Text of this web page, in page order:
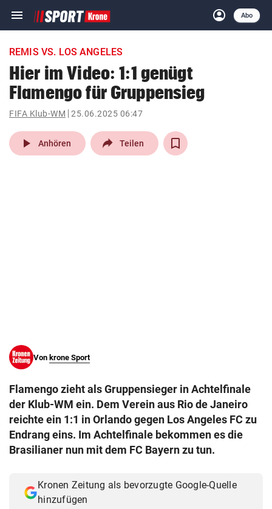
menu Navigation
ein-/ausklappen
account_circle
Anmelden
Abo
close Schließen
account_circle Anmelden
arrow_right
pin_drop
Wien arrow_right
REMIS VS. LOS ANGELES
Hier im Video: 1:1 genügt
Flamengo für Gruppensieg
FIFA Klub-WM 25.06.2025 06:47
play_arrow Anhören Teilen
Von krone Sport
Flamengo zieht als Gruppensieger in Achtelfinale
der Klub-WM ein. Dem Verein aus Rio de Janeiro
reichte ein 1:1 in Orlando gegen Los Angeles FC zu
Endrang eins. Im Achtelfinale bekommen es die
Brasilianer nun mit dem FC Bayern zu tun.
Kronen Zeitung als bevorzugte Google-Quelle
hinzufügen